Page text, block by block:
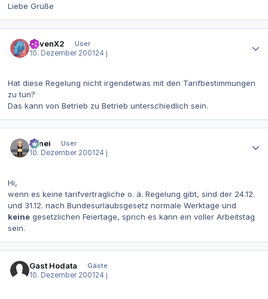
Liebe Grüße
RavenX2
User
10. Dezember 2001 24 j
Hat diese Regelung nicht irgendetwas mit den Tarifbestimmungen
zu tun?
Das kann von Betrieb zu Betrieb unterschiedlich sein.
bimei
User
10. Dezember 2001 24 j
Hi,
wenn es keine tarifvertragliche o. ä. Regelung gibt, sind der 24.12.
und 31.12. nach Bundesurlaubsgesetz normale Werktage und
keine gesetzlichen Feiertage, sprich es kann ein voller Arbeitstag
sein.
Gast Hodata
Gäste
10. Dezember 2001 24 j